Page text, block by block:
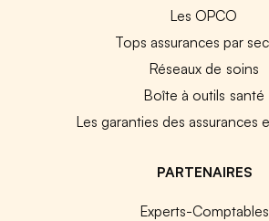
Les OPCO
Tops assurances par
Réseaux de soins
Boîte à outils santé
Les garanties des assurances
PARTENAIRES
Experts-Comptables